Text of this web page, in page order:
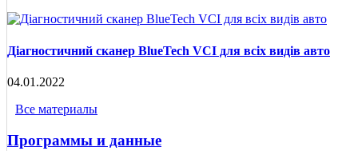
Діагностичний сканер BlueTech VCI для всіх видів авто
04.01.2022
Все материалы
Программы и данные